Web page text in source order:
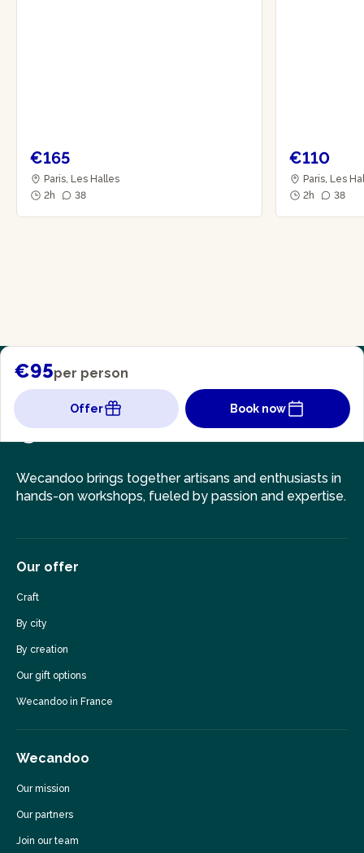
€165
Paris, Les Halles
2h
38
€110
Paris, Les
2h
38
€95per person
Offer Book now
Wecandoo brings together artisans and enthusiasts in
hands-on workshops, fueled by passion and expertise.
Our offer
Craft
By city
By creation
Our gift options
Wecandoo in France
Wecandoo
Our mission
Our partners
Join our team